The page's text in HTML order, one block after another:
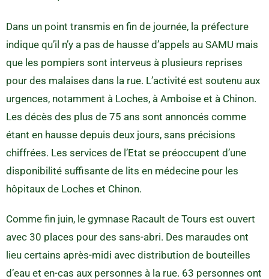
Dans un point transmis en fin de journée, la préfecture
indique qu’il n’y a pas de hausse d’appels au SAMU mais
que les pompiers sont interveus à plusieurs reprises
pour des malaises dans la rue. L’activité est soutenu aux
urgences, notamment à Loches, à Amboise et à Chinon.
Les décès des plus de 75 ans sont annoncés comme
étant en hausse depuis deux jours, sans précisions
chiffrées. Les services de l’Etat se préoccupent d’une
disponibilité suffisante de lits en médecine pour les
hôpitaux de Loches et Chinon.
Comme fin juin, le gymnase Racault de Tours est ouvert
avec 30 places pour des sans-abri. Des maraudes ont
lieu certains après-midi avec distribution de bouteilles
d’eau et en-cas aux personnes à la rue. 63 personnes ont